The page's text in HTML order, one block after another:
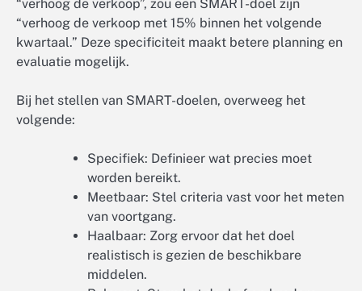
“verhoog de verkoop”, zou een SMART-doel zijn
“verhoog de verkoop met 15% binnen het volgende
kwartaal.” Deze specificiteit maakt betere planning en
evaluatie mogelijk.
Bij het stellen van SMART-doelen, overweeg het
volgende:
Specifiek: Definieer wat precies moet
worden bereikt.
Meetbaar: Stel criteria vast voor het meten
van voortgang.
Haalbaar: Zorg ervoor dat het doel
realistisch is gezien de beschikbare
middelen.